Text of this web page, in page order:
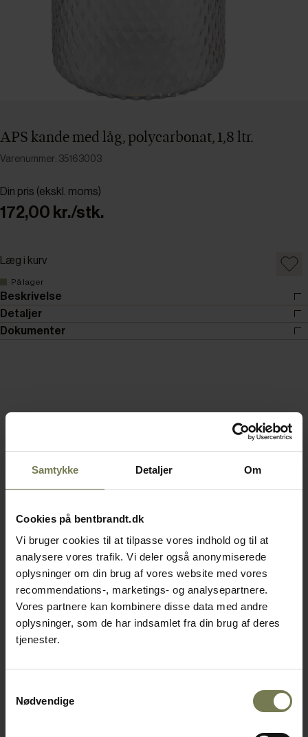
Samtykke Detaljer Om
Cookies på bentbrandt.dk
Vi bruger cookies til at tilpasse vores indhold og til at
analysere vores trafik. Vi deler også anonymiserede
oplysninger om din brug af vores website med vores
recommendations-, marketings- og analysepartnere.
Vores partnere kan kombinere disse data med andre
oplysninger, som de har indsamlet fra din brug af deres
tjenester.
Nødvendige
APS kande med låg, polycarbonat, 1,8 ltr.
Varenummer: 35163003
Din pris (ekskl. moms)
172,00 kr./stk.
Læg i kurv
På lager
Beskrivelse
Detaljer
Dokumenter